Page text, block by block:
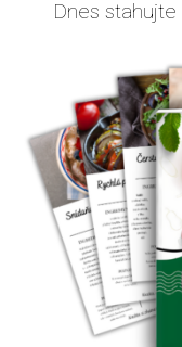
Dnes stahujte